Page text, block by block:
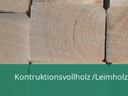
Kontruktionsvollholz /Leimholz